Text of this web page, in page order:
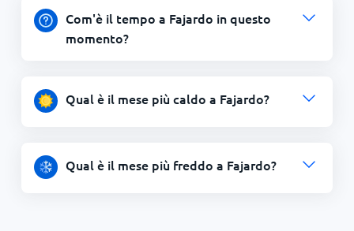
Com'è il tempo a Fajardo in questo
momento?
Qual è il mese più caldo a Fajardo?
Qual è il mese più freddo a Fajardo?